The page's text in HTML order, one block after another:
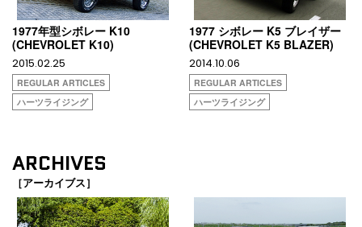
1977年型シボレー K10
(CHEVROLET K10)
2015.02.25
REGULAR ARTICLES
ハーツライジング
1977 シボレー K5 ブレイザー
(CHEVROLET K5 BLAZER)
2014.10.06
REGULAR ARTICLES
ハーツライジング
ARCHIVES
［アーカイブス］